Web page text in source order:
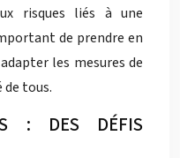
risques liés à une
de prendre en
les mesures de
tous.
: DES DÉFIS